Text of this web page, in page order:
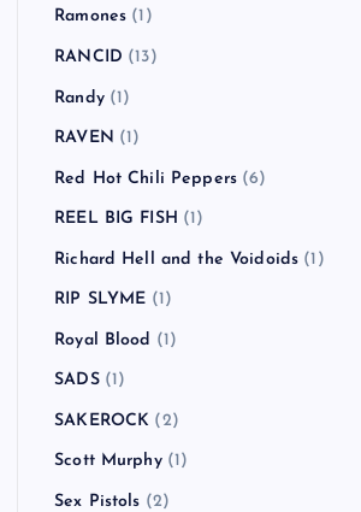
Ramones (1)
RANCID (13)
Randy(1)
RAVEN (1)
Red Hot Chili Peppers (6)
REEL BIG FISH (1)
Richard Hell and the Voidoids (1)
RIP SLYME (1)
Royal Blood (1)
SADS(1)
SAKEROCK (2)
Scott Murphy(1)
Sex Pistols (2)